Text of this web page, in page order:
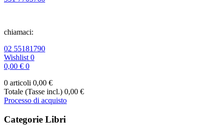
chiamaci:
02 55181790
Wishlist 0
0,00 € 0
0 articoli 0,00 €
Totale (Tasse incl.) 0,00 €
Processo di acquisto
Categorie Libri